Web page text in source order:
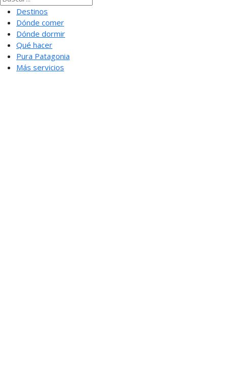
Destinos
Dónde comer
Dónde dormir
Qué hacer
Pura Patagonia
Más servicios